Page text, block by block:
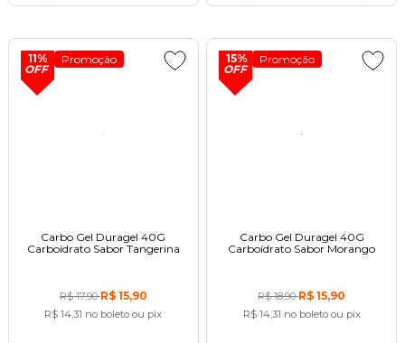
11%
OFF
Promoção
Carbo Gel Duragel 40G
Carboídrato Sabor Tangerina
R$ 17,90R$ 15,90
R$ 14,31 no boleto ou pix
15%
OFF
Promoção
Carbo Gel Duragel 40G
Carboídrato Sabor Morango
R$ 18,90R$ 15,90
R$ 14,31 no boleto ou pix